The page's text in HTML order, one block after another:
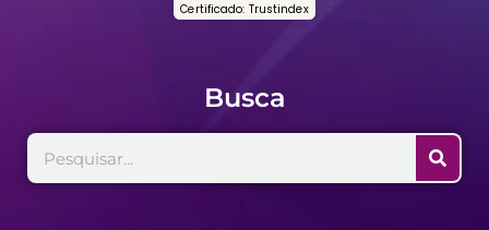
Certificado: Trustindex
Busca